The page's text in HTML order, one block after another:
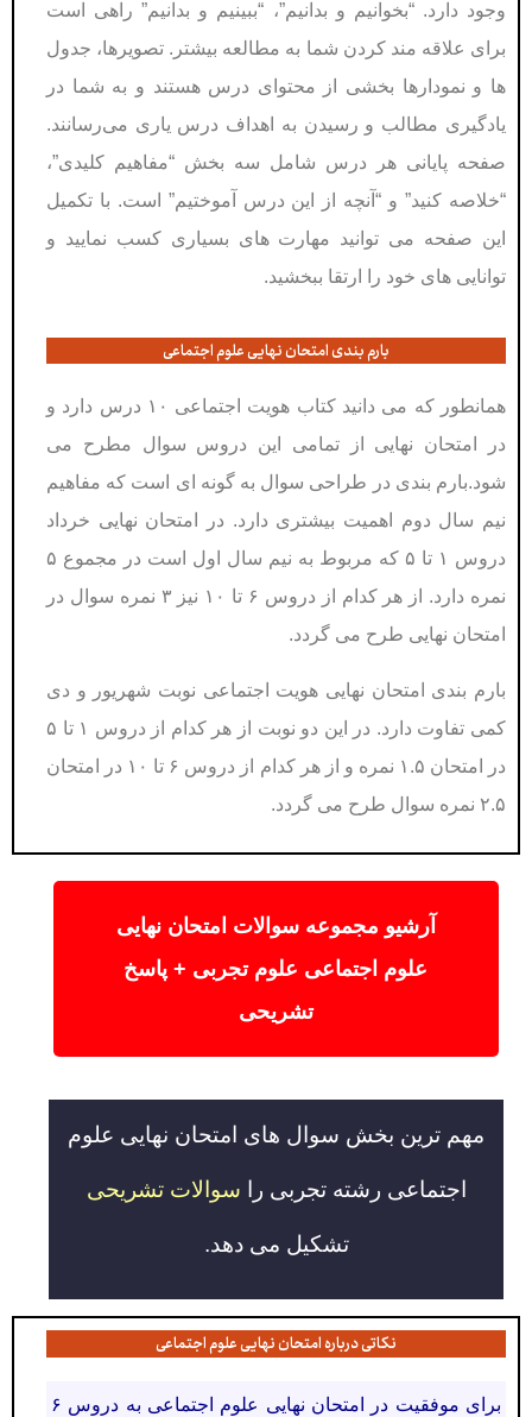
وجود دارد. “بخوانیم و بدانیم”، “ببینیم و بدانیم” راهی است
برای علاقه مند کردن شما به مطالعه بیشتر. تصویرها، جدول
ها و نمودارها بخشی از محتوای درس هستند و به شما در
یادگیری مطالب و رسیدن به اهداف درس یاری می‌رسانند.
صفحه پایانی هر درس شامل سه بخش “مفاهیم کلیدی”،
“خلاصه کنید” و “آنچه از این درس آموختیم” است. با تکمیل
این صفحه می توانید مهارت های بسیاری کسب نمایید و
توانایی های خود را ارتقا ببخشید.
بارم بندی امتحان نهایی علوم اجتماعی
همانطور که می دانید کتاب هویت اجتماعی ۱۰ درس دارد و
در امتحان نهایی از تمامی این دروس سوال مطرح می
شود.بارم بندی در طراحی سوال به گونه ای است که مفاهیم
نیم سال دوم اهمیت بیشتری دارد. در امتحان نهایی خرداد
دروس ۱ تا ۵ که مربوط به نیم سال اول است در مجموع ۵
نمره دارد. از هر کدام از دروس ۶ تا ۱۰ نیز ۳ نمره سوال در
امتحان نهایی طرح می گردد.
بارم بندی امتحان نهایی هویت اجتماعی نوبت شهریور و دی
کمی تفاوت دارد. در این دو نوبت از هر کدام از دروس ۱ تا ۵
در امتحان ۱.۵ نمره و از هر کدام از دروس ۶ تا ۱۰ در امتحان
۲.۵ نمره سوال طرح می گردد.
آرشیو مجموعه سوالات امتحان نهایی
علوم اجتماعی علوم تجربی + پاسخ
تشریحی
مهم ترین بخش سوال های امتحان نهایی علوم
اجتماعی رشته تجربی را سوالات تشریحی
تشکیل می دهد.
نکاتی درباره امتحان نهایی علوم اجتماعی
برای موفقیت در امتحان نهایی علوم اجتماعی به دروس ۶